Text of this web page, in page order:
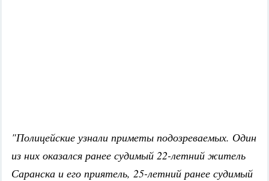
"Полицейские узнали приметы подозреваемых. Один
из них оказался ранее судимый 22-летний житель
Саранска и его приятель, 25-летний ранее судимый